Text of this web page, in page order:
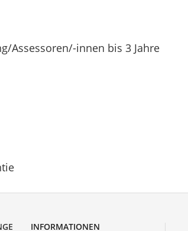
Assessoren/-innen bis 3 Jahre
INFORMATIONEN